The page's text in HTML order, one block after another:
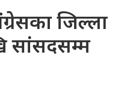
जिल्ला
सांसदसम्म